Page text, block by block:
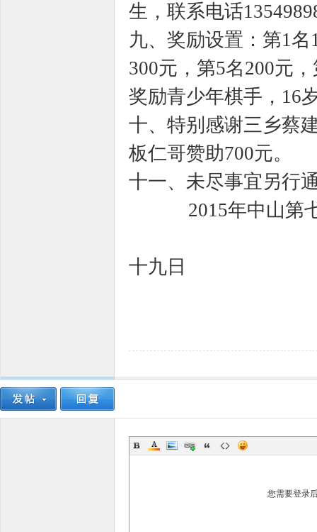
生，联系电话
九、奖励设置：第1名
300元，第5名200元
奖励青少年棋手，16
十、特别感谢三乡蔡
板仁哥赞助700元。
十一、未尽事宜另行
2015年中山第七
十九日
您需要登录